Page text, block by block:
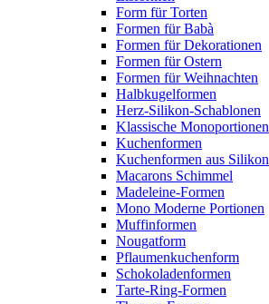
Form für Torten
Formen für Babà
Formen für Dekorationen
Formen für Ostern
Formen für Weihnachten
Halbkugelformen
Herz-Silikon-Schablonen
Klassische Monoportionen
Kuchenformen
Kuchenformen aus Silikon
Macarons Schimmel
Madeleine-Formen
Mono Moderne Portionen
Muffinformen
Nougatform
Pflaumenkuchenform
Schokoladenformen
Tarte-Ring-Formen